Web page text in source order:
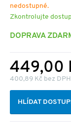
nedostupné.
Zkontrolujte
DOPRAVA
449,00
400,89 Kč bez DPH
HLÍDAT